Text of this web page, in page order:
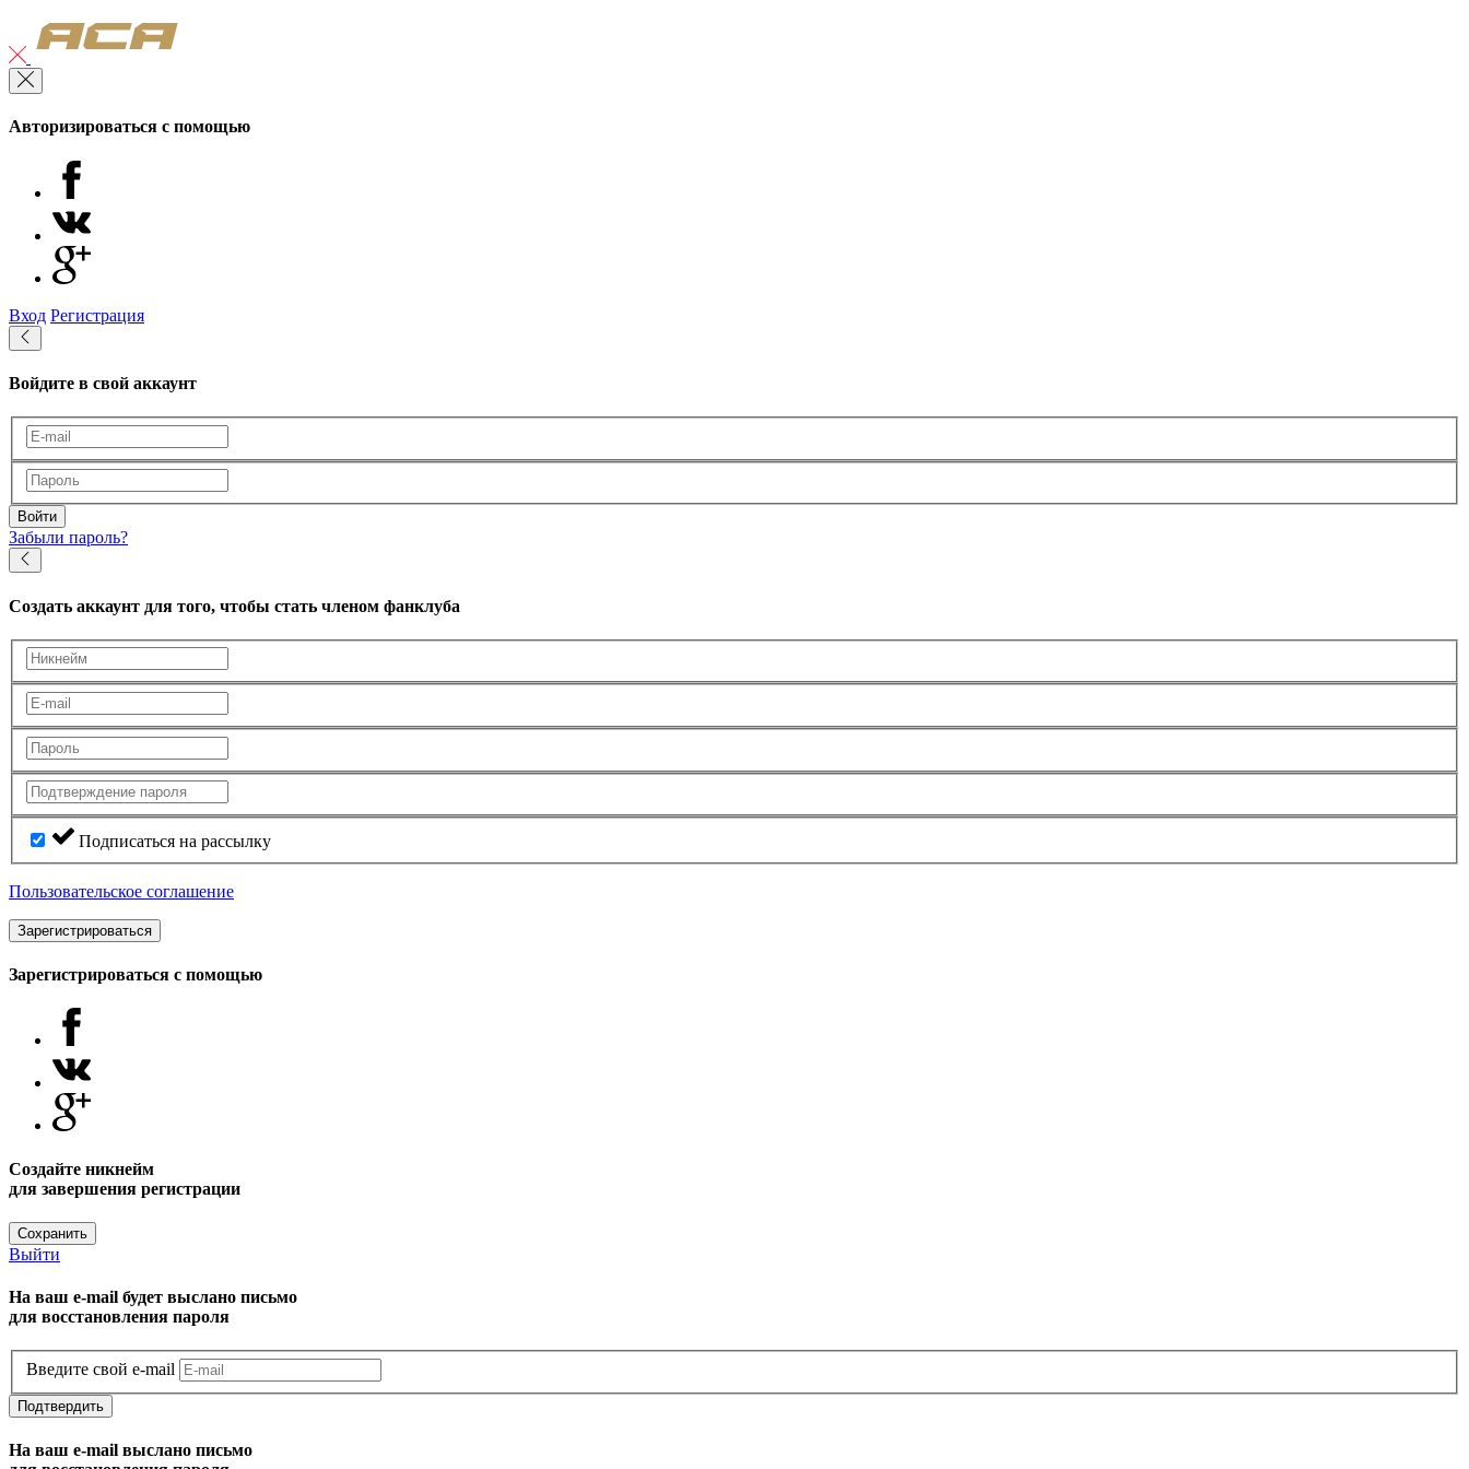
Авторизироваться с помощью
Вход Регистрация
Войдите в свой аккаунт
Войти
Забыли пароль?
Создать аккаунт для того, чтобы стать членом фанклуба
Подписаться на рассылку
Пользовательское соглашение
Зарегистрироваться
Зарегистрироваться с помощью
Создайте никнейм
для завершения регистрации
Сохранить
Выйти
На ваш e-mail будет выслано письмо
для восстановления пароля
Введите свой e-mail
Подтвердить
На ваш e-mail выслано письмо